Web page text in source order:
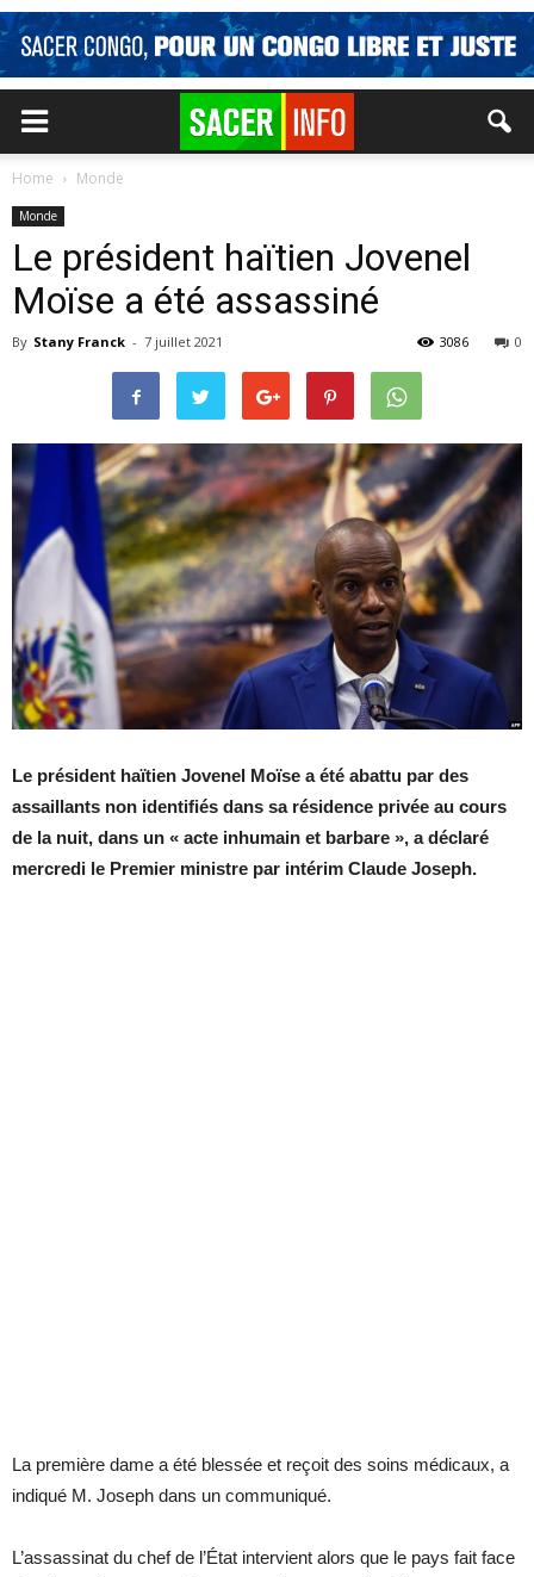
Home Monde
Monde
Le président haïtien Jovenel
Moïse a été assassiné
By Stany Franck - 7 juillet 2021 0
3086
Le président haïtien Jovenel Moïse a été abattu par des
assaillants non identifiés dans sa résidence privée au cours
de la nuit, dans un « acte inhumain et barbare », a déclaré
mercredi le Premier ministre par intérim Claude Joseph.
La première dame a été blessée et reçoit des soins médicaux, a
indiqué M. Joseph dans un communiqué.
L’assassinat du chef de l’État intervient alors que le pays fait face